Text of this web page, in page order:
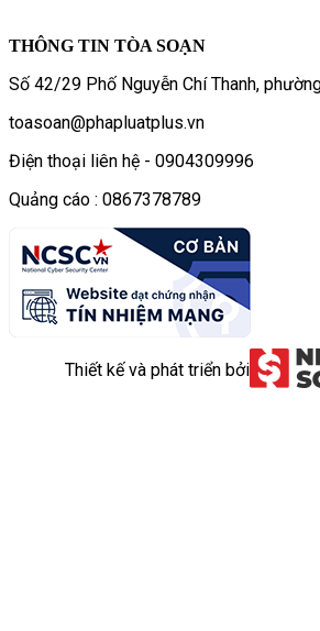
THÔNG TIN TÒA SOẠN
Số 42/29 Phố Nguyễn Chí Thanh,
toasoan@phapluatplus.vn
Điện thoại liên hệ - 0904309996
Quảng cáo : 0867378789
Thiết kế và phát triển bởi